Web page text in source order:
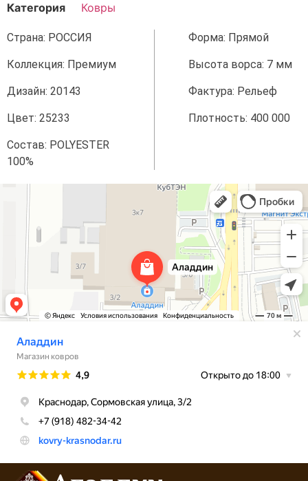
Категория
Ковры
Страна: РОССИЯ
Коллекция: Премиум
Дизайн: 20143
Цвет: 25233
Состав: POLYESTER
100%
Форма: Прямой
Высота ворса: 7 мм
Фактура: Рельеф
Плотность: 400 000